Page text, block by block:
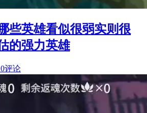
些英雄看似很弱实则很
的强力英雄
0评论